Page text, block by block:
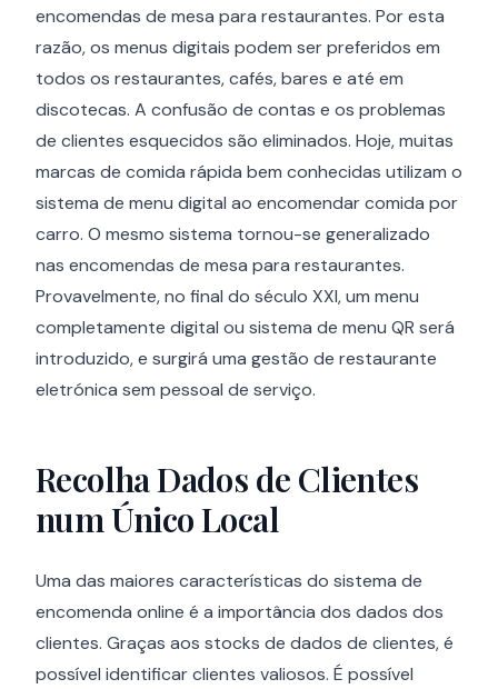
encomendas de mesa para restaurantes. Por esta
razão, os menus digitais podem ser preferidos em
todos os restaurantes, cafés, bares e até em
discotecas. A confusão de contas e os problemas
de clientes esquecidos são eliminados. Hoje, muitas
marcas de comida rápida bem conhecidas utilizam o
sistema de menu digital ao encomendar comida por
carro. O mesmo sistema tornou-se generalizado
nas encomendas de mesa para restaurantes.
Provavelmente, no final do século XXI, um menu
completamente digital ou sistema de menu QR será
introduzido, e surgirá uma gestão de restaurante
eletrónica sem pessoal de serviço.
Recolha Dados de Clientes
num Único Local
Uma das maiores características do sistema de
encomenda online é a importância dos dados dos
clientes. Graças aos stocks de dados de clientes, é
possível identificar clientes valiosos. É possível